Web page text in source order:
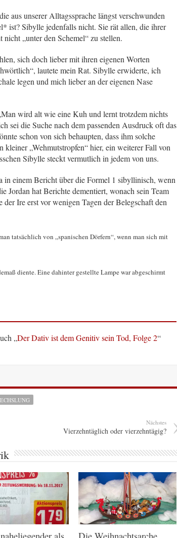
aus unserer Alltagssprache längst verschwunden
ist? Sibylle jedenfalls nicht. Sie rät allen, die ihrer
„unter den Schemel“ zu stellen.
sich doch lieber mit ihren eigenen Worten
lautete mein Rat. Sibylle erwiderte, ich
legen und mich lieber an der eigenen Nase
wird alt wie eine Kuh und lernt trotzdem nichts
sei die Suche nach dem passenden Ausdruck oft das
schon von sich behaupten, dass ihm solche
„Wehmutstropfen“ hier, ein weiterer Fall von
Sibylle steckt vermutlich in jedem von uns.
in einem Bericht über die Formel 1 sibyllinisch, wenn
Jordan hat Berichte dementiert, wonach sein Team
Ire erst vor wenigen Tagen der Belegschaft den
tatsächlich von „spanischen Dörfern“, wenn man sich mit
diente. Eine dahinter gestellte Lampe war abgeschirmt
„Der Dativ ist dem Genitiv sein Tod, Folge 2“
Nächstes
Vierzehntäglich oder vierzehntägig?